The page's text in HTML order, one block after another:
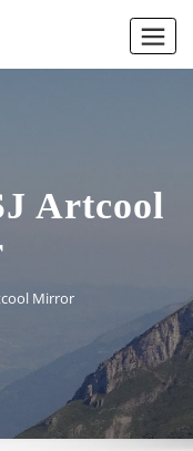
Artcool
Mirror